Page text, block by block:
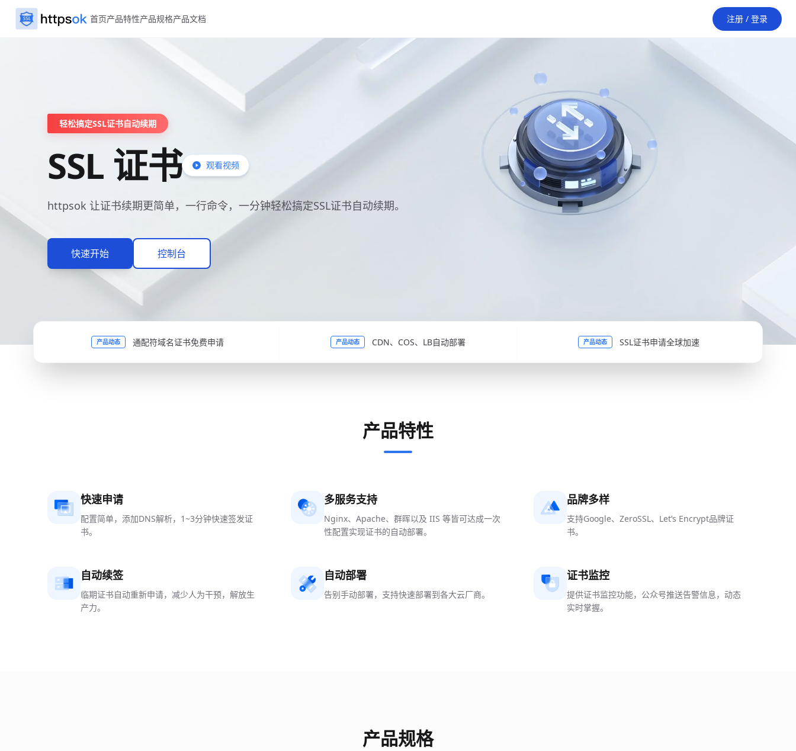
首页产品特性产品规格产品文档 注册 / 登录
轻松搞定SSL证书自动续期
SSL 证书 观看视频
httpsok 让证书续期更简单，一行命令，一分钟轻松搞定SSL证书自动续期。
快速开始 控制台
产品动态 通配符域名证书免费申请 产品动态 CDN、COS、LB自动部署 产品动态 SSL证书申请全球加速
产品特性
快速申请
配置简单，添加DNS解析，1~3分钟快速签发证
书。
多服务支持
Nginx、Apache、群晖以及 IIS 等皆可达成一次
性配置实现证书的自动部署。
品牌多样
支持Google、ZeroSSL、Let‘s Encrypt品牌证
书。
自动续签
临期证书自动重新申请，减少人为干预，解放生
产力。
自动部署
告别手动部署，支持快速部署到各大云厂商。
证书监控
提供证书监控功能，公众号推送告警信息，动态
实时掌握。
产品规格